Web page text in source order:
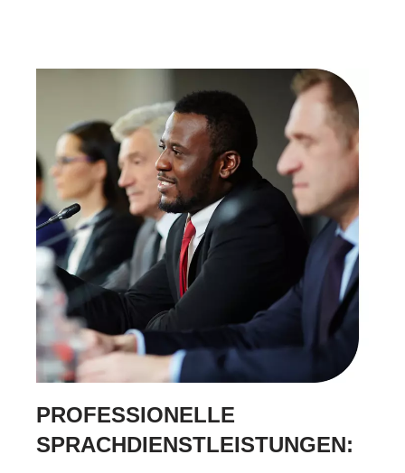
PROFESSIONELLE
SPRACHDIENSTLEISTUNGEN: